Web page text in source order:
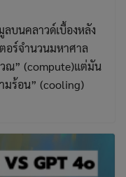
ลบนคลาวด์เบื้องหลัง
อร์จำนวนมหาศาล
ณ” (compute)แต่มัน
มร้อน” (cooling)